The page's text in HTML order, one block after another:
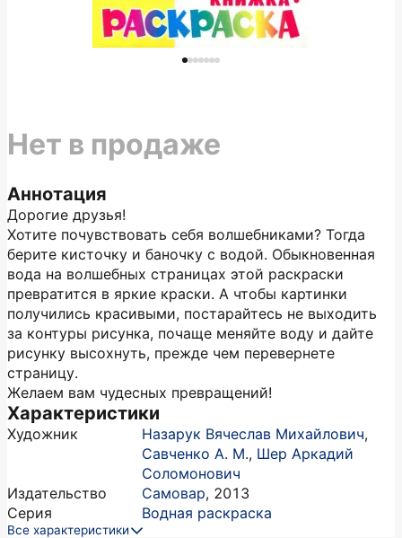
Аннотация
Дорогие друзья!
Хотите почувствовать себя волшебниками? Тогда
берите кисточку и баночку с водой. Обыкновенная
вода на волшебных страницах этой раскраски
превратится в яркие краски. А чтобы картинки
получились красивыми, постарайтесь не выходить
за контуры рисунка, почаще меняйте воду и дайте
рисунку высохнуть, прежде чем перевернете
страницу.
Желаем вам чудесных превращений!
Характеристики
Художник Назарук Вячеслав Михайлович,
Савченко А. М., Шер Аркадий
Соломонович
Издательство
Самовар, 2013
Серия
Водная раскраска
Все характеристики
Нет в продаже